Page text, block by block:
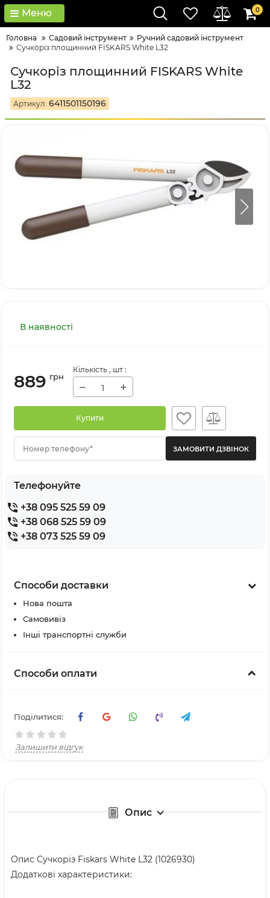
Меню 0
Головна Садовий інструмент
Ручний садовий інструмент
Сучкоріз площинний FISKARS White L32
Сучкоріз площинний FISKARS White
L32
Артикул: 6411501150196
В наявності
889 грн
Кількість , шт :
− +
Купити
Номер телефону*
Телефонуйте
+38 095 525 59 09
+38 068 525 59 09
+38 073 525 59 09
Способи доставки
Нова пошта
Самовивіз
Інші транспортні служби
Способи оплати
Поділитися:
Залишити відгук
Опис
Опис Сучкоріз Fiskars White L32 (1026930)
Додаткові характеристики: